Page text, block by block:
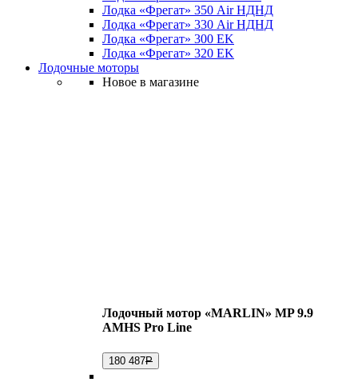
Лодка «Фрегат» 350 Air НДНД
Лодка «Фрегат» 330 Air НДНД
Лодка «Фрегат» 300 ЕK
Лодка «Фрегат» 320 ЕK
Лодочные моторы
Новое в магазине
Лодочный мотор «MARLIN» MP 9.9
AMHS Pro Line
180 487Р